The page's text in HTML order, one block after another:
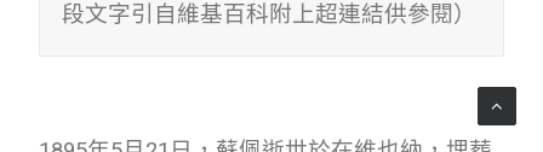
段文字引自維基百科附上超連結供參閱）